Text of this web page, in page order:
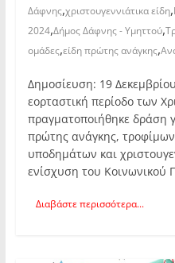
Δάφνης,χριστουγεννιάτικα είδη,
2024,Δήμος Δάφνης - Υμηττού,
ομάδες,είδη πρώτης ανάγκης,
Δημοσίευση: 19
εορταστική περίοδο των
πραγματοποιήθηκε δράση
πρώτης ανάγκης,
υποδημάτων και
ενίσχυση του
Διαβάστε περισσότερα...